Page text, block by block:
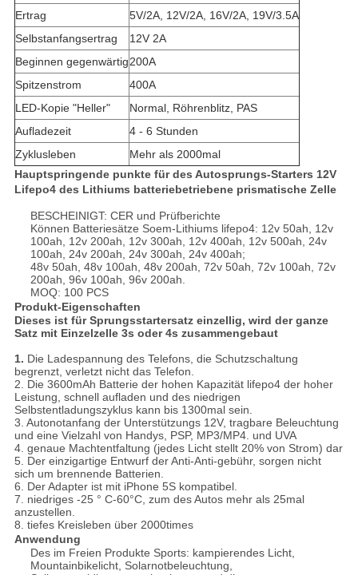
Ertrag
5V/2A, 12V/2A, 16V/2A, 19V/3.5A
Selbstanfangsertrag
12V 2A
Beginnen gegenwärtig200A
Spitzenstrom
400A
LED-Kopie "Heller"
Normal, Röhrenblitz, PAS
Aufladezeit
4 - 6 Stunden
Zyklusleben
Mehr als 2000mal
Hauptspringende punkte für des Autosprungs-Starters 12V
Lifepo4 des Lithiums batteriebetriebene prismatische Zelle
BESCHEINIGT: CER und Prüfberichte
Können Batteriesätze Soem-Lithiums lifepo4: 12v 50ah, 12v
100ah, 12v 200ah, 12v 300ah, 12v 400ah, 12v 500ah, 24v
100ah, 24v 200ah, 24v 300ah, 24v 400ah;
48v 50ah, 48v 100ah, 48v 200ah, 72v 50ah, 72v 100ah, 72v
200ah, 96v 100ah, 96v 200ah.
MOQ: 100 PCS
Produkt-Eigenschaften
Dieses ist für Sprungsstartersatz einzellig, wird der ganze
Satz mit Einzelzelle 3s oder 4s zusammengebaut
1. Die Ladespannung des Telefons, die Schutzschaltung
begrenzt, verletzt nicht das Telefon.
2. Die 3600mAh Batterie der hohen Kapazität lifepo4 der hoher
Leistung, schnell aufladen und des niedrigen
Selbstentladungszyklus kann bis 1300mal sein.
3. Autonotanfang der Unterstützungs 12V, tragbare Beleuchtung
und eine Vielzahl von Handys, PSP, MP3/MP4. und UVA
4. genaue Machtentfaltung (jedes Licht stellt 20% von Strom) dar
5. Der einzigartige Entwurf der Anti-Anti-gebühr, sorgen nicht
sich um brennende Batterien.
6. Der Adapter ist mit iPhone 5S kompatibel.
7. niedriges -25 ° C-60°C, zum des Autos mehr als 25mal
anzustellen.
8. tiefes Kreisleben über 2000times
Anwendung
Des im Freien Produkte Sports: kampierendes Licht,
Mountainbikelicht, Solarnotbeleuchtung,